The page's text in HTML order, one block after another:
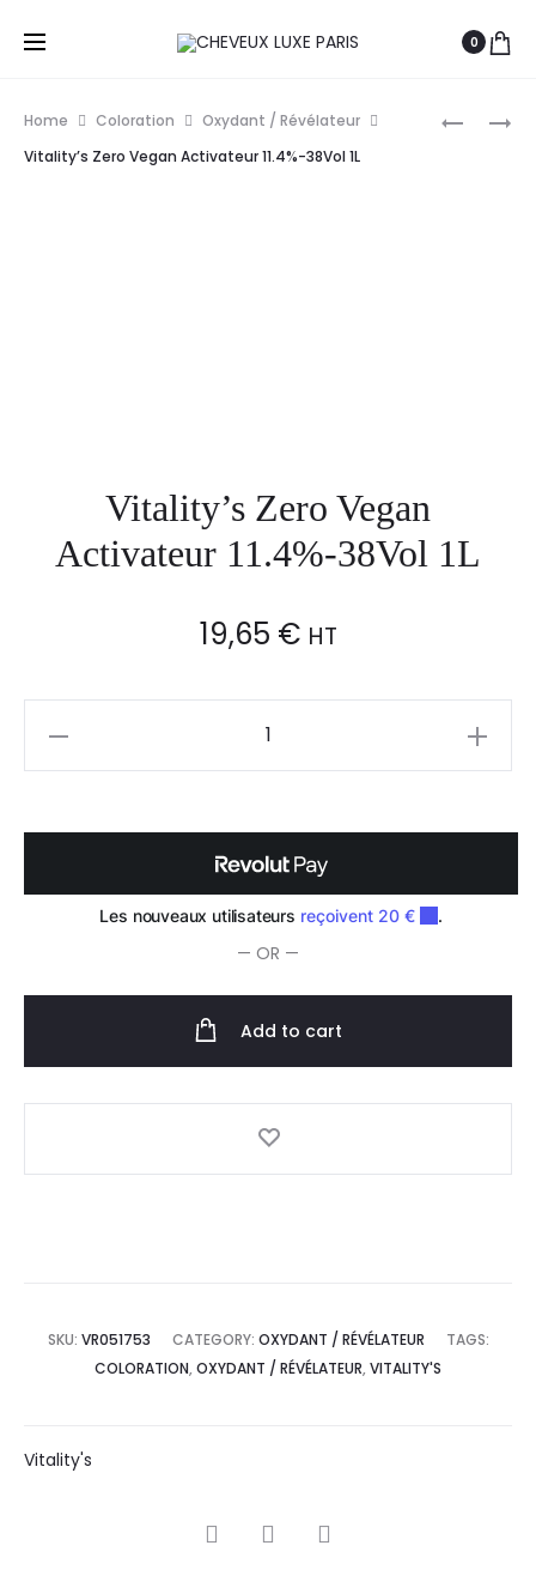
0
WELLA
Home Coloration
Oxydant / Révélateur
Vitality’s Zero Vegan Activateur 11.4%-38Vol 1L
Vitality’s Zero Vegan
Activateur 11.4%-38Vol 1L
19,65 € HT
1L
quantity
— OR —
Add to cart
SKU: VR051753 CATEGORY: OXYDANT / RÉVÉLATEUR
TAGS:
COLORATION, OXYDANT / RÉVÉLATEUR, VITALITY'S
Vitality's
SHARE